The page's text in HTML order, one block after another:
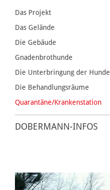
Das Projekt
Das Gelände
Die Gebäude
Gnadenbrothunde
Die Unterbringung der Hunde
Die Behandlungsräume
Quarantäne/Krankenstation
DOBERMANN-INFOS